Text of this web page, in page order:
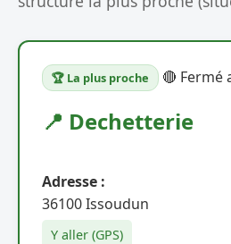
🏆 La plus proche 🔴 Fermé
📍 Dechetterie
Adresse :
36100 Issoudun
Y aller (GPS)